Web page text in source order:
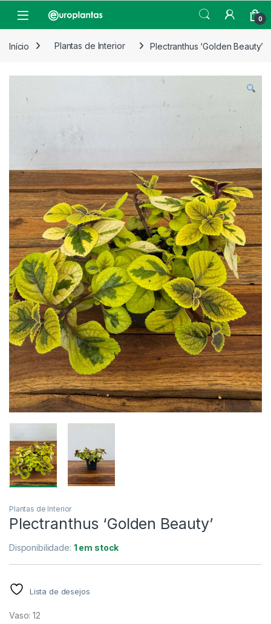
Open 0
Início Plantas de Interior Plectranthus ‘Golden Beauty’
Plantas de Interior
Plectranthus ‘Golden Beauty’
Disponibilidade: 1 em stock
Lista de desejos
Vaso: 12